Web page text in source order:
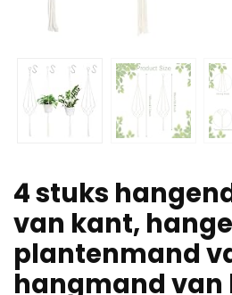
4 stuks
van kant,
plantenmand
hangmand van